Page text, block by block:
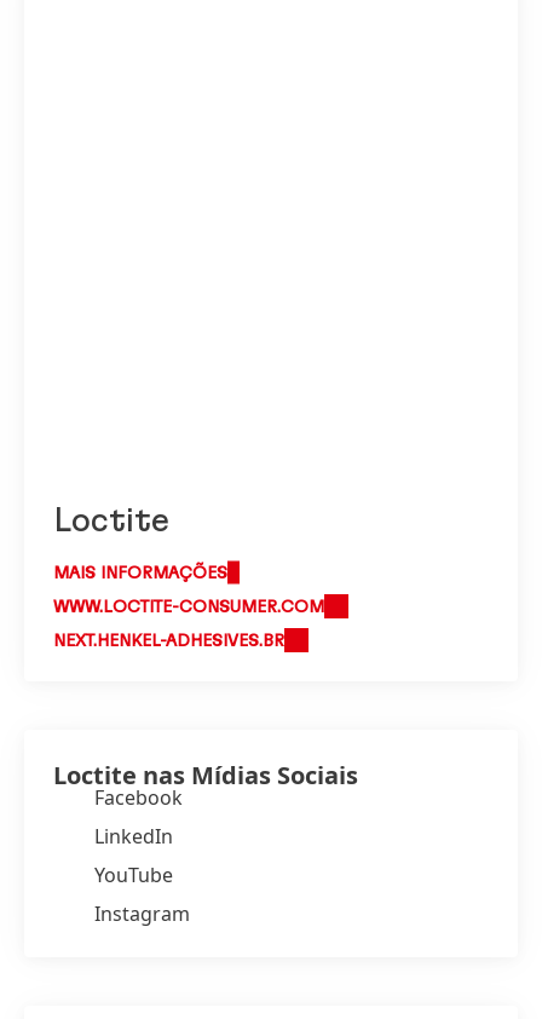
Loctite
MAIS INFORMAÇÕES
WWW.LOCTITE-CONSUMER.COM
NEXT.HENKEL-ADHESIVES.BR
Loctite nas Mídias Sociais
Facebook
LinkedIn
YouTube
Instagram